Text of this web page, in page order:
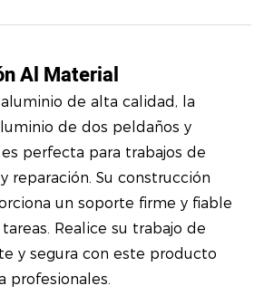
Al Material
de alta calidad, la
de dos peldaños y
perfecta para trabajos de
reparación. Su construcción
un soporte firme y fiable
Realice su trabajo de
y segura con este producto
profesionales.